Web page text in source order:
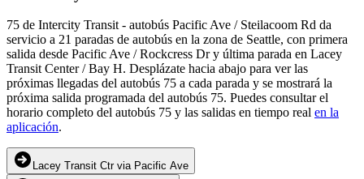
75 de Intercity Transit - autobús Pacific Ave / Steilacoom Rd da
servicio a 21 paradas de autobús en la zona de Seattle, con primera
salida desde Pacific Ave / Rockcress Dr y última parada en Lacey
Transit Center / Bay H. Desplázate hacia abajo para ver las
próximas llegadas del autobús 75 a cada parada y se mostrará la
próxima salida programada del autobús 75. Puedes consultar el
horario completo del autobús 75 y las salidas en tiempo real en la
aplicación.
Lacey Transit Ctr via Pacific Ave